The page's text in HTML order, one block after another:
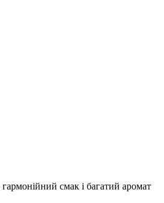
смак і багатий аромат